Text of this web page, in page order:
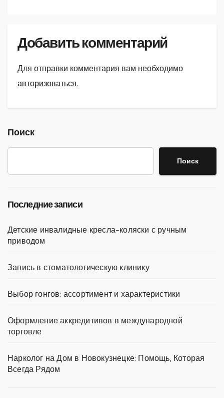
Добавить комментарий
Для отправки комментария вам необходимо
авторизоваться.
Поиск
Поиск
Последние записи
Детские инвалидные кресла-коляски с ручным
приводом
Запись в стоматологическую клинику
Выбор гонгов: ассортимент и характеристики
Оформление аккредитивов в международной
торговле
Нарколог на Дом в Новокузнецке: Помощь, Которая
Всегда Рядом